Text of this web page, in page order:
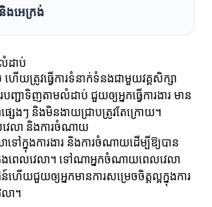
អេក្រង់
ដាប់
ើយត្រូវធ្វើការទំនាក់ទំនងជាមួយវគ្គសិក្សា
ញ្ជាទិញតាមលំដាប់ ជួយឲ្យអ្នកធ្វើការងារ មាន
ផ្សេងៗ និងមិនងាយជ្រាបត្រូវតែក្រោយ។
វេលា និងការចំណាយ
ាទៅក្នុងការងារ និងការចំណាយដើម្បីឱ្យបាន
ងពេលវេលា។ ទៅណាអ្នកចំណាយពេលវេលា
យជួយឲ្យអ្នកមានការសម្រេចចិត្តល្អក្នុងការ
ា។